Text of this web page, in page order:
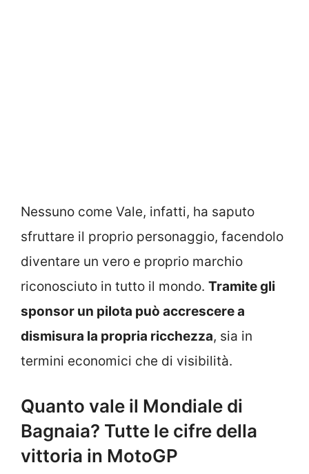
Nessuno come Vale, infatti, ha saputo
sfruttare il proprio personaggio, facendolo
diventare un vero e proprio marchio
riconosciuto in tutto il mondo. Tramite gli
sponsor un pilota può accrescere a
dismisura la propria ricchezza, sia in
termini economici che di visibilità.
Quanto vale il Mondiale di
Bagnaia? Tutte le cifre della
vittoria in MotoGP